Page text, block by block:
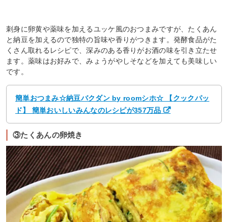
刺身に卵黄や薬味を加えるユッケ風のおつまみですが、たくあん
と納豆を加えるので独特の旨味や香りがつきます。発酵食品がた
くさん取れるレシピで、深みのある香りがお酒の味を引き立たせ
ます。薬味はお好みで、みょうがやしそなどを加えても美味しい
です。
簡単おつまみ☆納豆バクダン by roomシホ☆ 【クックパッ
ド】 簡単おいしいみんなのレシピが357万品
③たくあんの卵焼き